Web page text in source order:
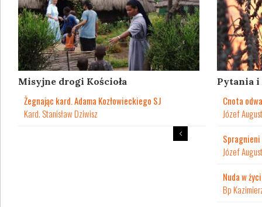
Misyjne drogi Kościoła
Żegnając kard. Adama Kozłowieckiego SJ
Kard. Stanisław Dziwisz
Pytania
Cnota
Józef
Józef
Nuda w
Bp